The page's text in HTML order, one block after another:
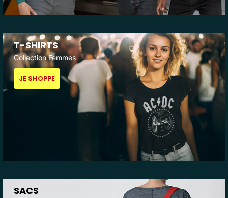
T-SHIRTS
Collection Femmes
JE SHOPPE
SACS